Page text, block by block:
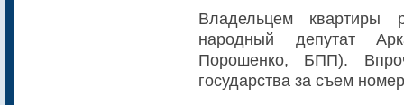
Владельцем квартиры
народный депутат
Порошенко, БПП).
государства за съем